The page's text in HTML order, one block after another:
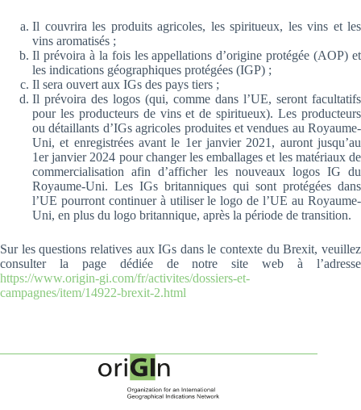
Il couvrira les produits agricoles, les spiritueux, les vins et les
vins aromatisés ;
Il prévoira à la fois les appellations d’origine protégée (AOP) et
les indications géographiques protégées (IGP) ;
Il sera ouvert aux IGs des pays tiers ;
Il prévoira des logos (qui, comme dans l’UE, seront facultatifs
pour les producteurs de vins et de spiritueux). Les producteurs
ou détaillants d’IGs agricoles produites et vendues au Royaume-
Uni, et enregistrées avant le 1er janvier 2021, auront jusqu’au
1er janvier 2024 pour changer les emballages et les matériaux de
commercialisation afin d’afficher les nouveaux logos IG du
Royaume-Uni. Les IGs britanniques qui sont protégées dans
l’UE pourront continuer à utiliser le logo de l’UE au Royaume-
Uni, en plus du logo britannique, après la période de transition.
Sur les questions relatives aux IGs dans le contexte du Brexit, veuillez
consulter la page dédiée de notre site web à l’adresse
https://www.origin-gi.com/fr/activites/dossiers-et-
campagnes/item/14922-brexit-2.html